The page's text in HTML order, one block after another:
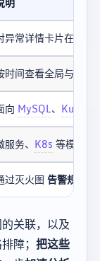
异常详情卡片在给定
时间查看全局与卡片
向 MySQL、
服务、 K8s 等模板生
过灭火图 告警规则
关联，以及
障； 把这些